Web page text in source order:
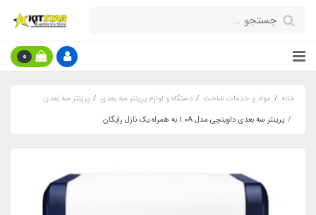
0
خانه مواد و خدمات ساخت دستگاه و لوازم پرینتر سه بعدی
پرینتر سه بُعدی
پرینتر سه بعدی داوینچی مدل 1.0A به همراه یک نازل رایگان